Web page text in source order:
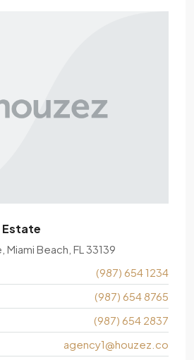
Estate
Miami Beach, FL 33139
(987) 654 1234
(987) 654 8765
(987) 654 2837
agency1@houzez.co